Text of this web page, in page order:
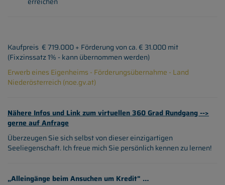
Kaufpreis € 719.000 + Förderung von ca. € 31.000 mit
(Fixzinssatz 1% - kann übernommen werden)
Erwerb eines Eigenheims - Förderungsübernahme - Land
Niederösterreich (noe.gv.at)
Nähere Infos und Link zum virtuellen 360 Grad Rundgang -->
gerne auf Anfrage
Überzeugen Sie sich selbst von dieser einzigartigen
Seeliegenschaft. Ich freue mich Sie persönlich kennen zu lernen!
„Alleingänge beim Ansuchen um Kredit" …